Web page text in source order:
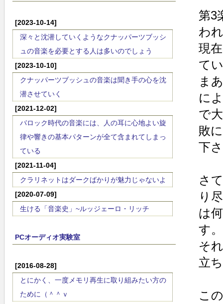
[2023-10-14]
深々と沈潜していくようなクナッパーツブッシ
ュの音楽を必要とする人は多いのでしょう
[2023-10-10]
クナッパーツブッシュの音楽は聞き手の心を沈
潜させていく
[2021-12-02]
バロック時代の音楽には、人の耳に心地よい旋
律や響きの基本パターンが全て含まれてしまっ
ている
[2021-11-04]
クラリネットはダークばかりが魅力じゃないよ
[2020-07-09]
生ける「音楽史」~ルッジェーロ・リッチ
PCオーディオ実験室
[2016-08-28]
とにかく、一度メモリ再生に取り組みたい方の
ために（＾＾ｖ
第3
わ
現
て
ま
に
で
敗
下
さ
り
は
す。
そ
立
こ